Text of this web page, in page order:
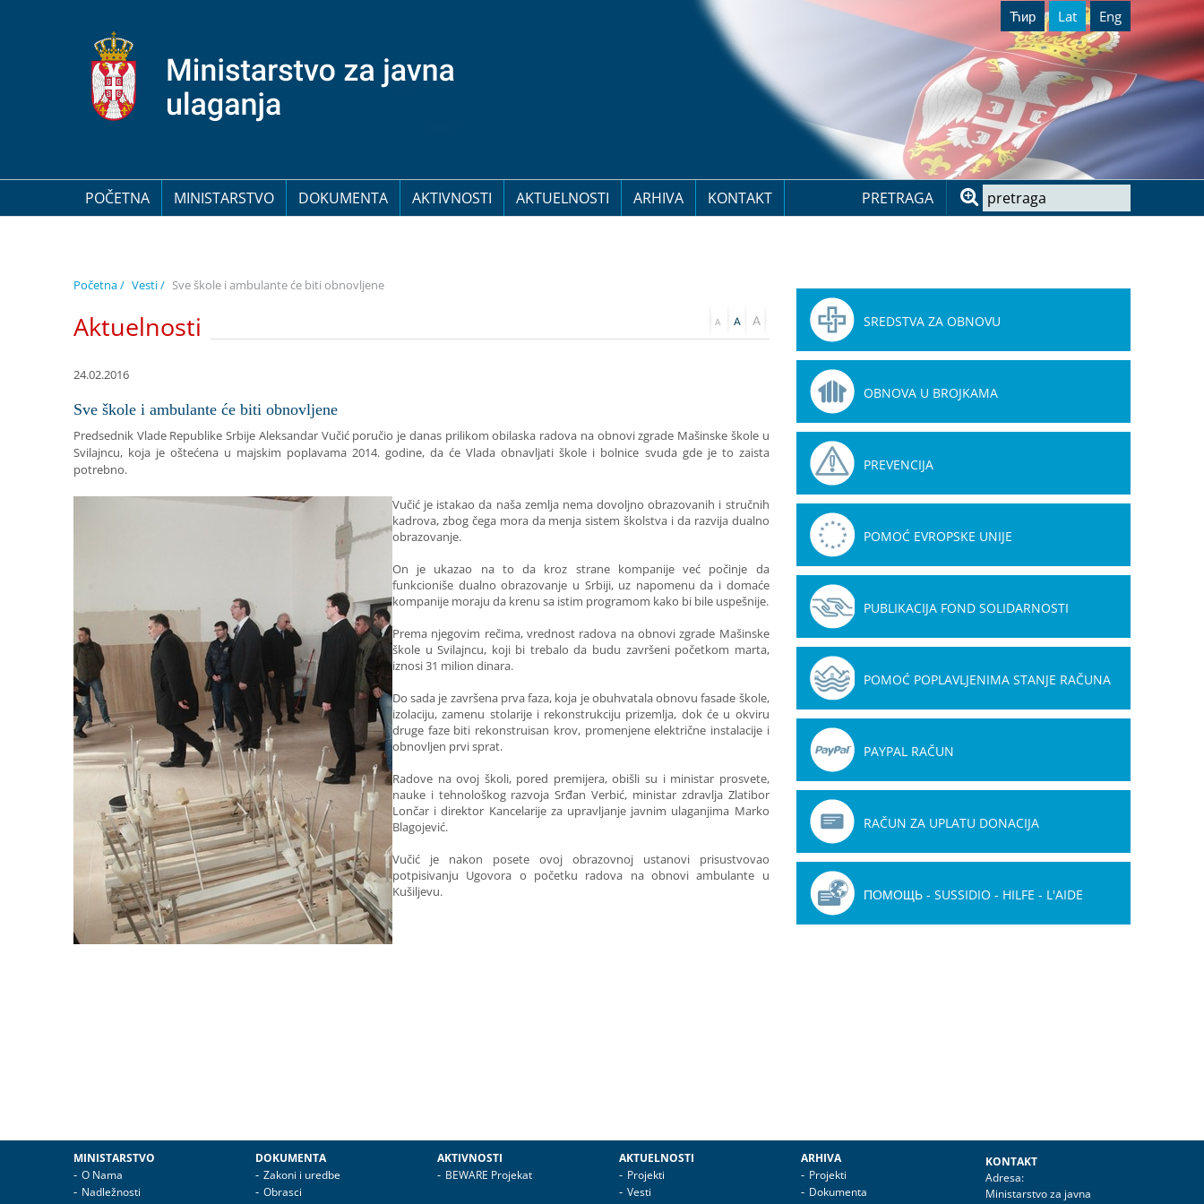
Ћир Lat Eng
POČETNA MINISTARSTVO DOKUMENTA AKTIVNOSTI AKTUELNOSTI ARHIVA KONTAKT PRETRAGA
Početna / Vesti / Sve škole i ambulante će biti obnovljene
Aktuelnosti
24.02.2016
Sve škole i ambulante će biti obnovljene
Predsednik Vlade Republike Srbije Aleksandar Vučić poručio je danas prilikom obilaska radova na obnovi zgrade Mašinske škole u
Svilajncu, koja je oštećena u majskim poplavama 2014. godine, da će Vlada obnavljati škole i bolnice svuda gde je to zaista
potrebno.
Vučić je istakao da naša zemlja nema dovoljno obrazovanih i stručnih
kadrova, zbog čega mora da menja sistem školstva i da razvija dualno
obrazovanje.
On je ukazao na to da kroz strane kompanije već počinje da
funkcioniše dualno obrazovanje u Srbiji, uz napomenu da i domaće
kompanije moraju da krenu sa istim programom kako bi bile uspešnije.
Prema njegovim rečima, vrednost radova na obnovi zgrade Mašinske
škole u Svilajncu, koji bi trebalo da budu završeni početkom marta,
iznosi 31 milion dinara.
Do sada je završena prva faza, koja je obuhvatala obnovu fasade škole,
izolaciju, zamenu stolarije i rekonstrukciju prizemlja, dok će u okviru
druge faze biti rekonstruisan krov, promenjene električne instalacije i
obnovljen prvi sprat.
Radove na ovoj školi, pored premijera, obišli su i ministar prosvete,
nauke i tehnološkog razvoja Srđan Verbić, ministar zdravlja Zlatibor
Lončar i direktor Kancelarije za upravljanje javnim ulaganjima Marko
Blagojević.
Vučić je nakon posete ovoj obrazovnoj ustanovi prisustvovao
potpisivanju Ugovora o početku radova na obnovi ambulante u
Kušiljevu.
SREDSTVA ZA OBNOVU
OBNOVA U BROJKAMA
PREVENCIJA
POMOĆ EVROPSKE UNIJE
PUBLIKACIJA FOND SOLIDARNOSTI
POMOĆ POPLAVLJENIMA STANJE RAČUNA
PAYPAL RAČUN
RAČUN ZA UPLATU DONACIJA
ПОМОЩЬ - SUSSIDIO - HILFE - L'AIDE
MINISTARSTVO
O Nama
Nadležnosti
DOKUMENTA
Zakoni i uredbe
Obrasci
AKTIVNOSTI
BEWARE Projekat
AKTUELNOSTI
Projekti
Vesti
ARHIVA
Projekti
Dokumenta
KONTAKT
Adresa:
Ministarstvo za javna